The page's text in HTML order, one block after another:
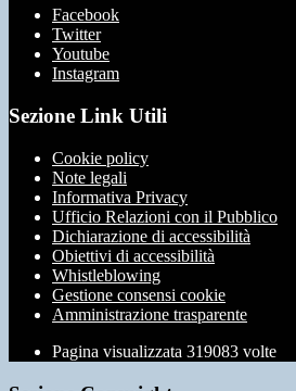
Facebook
Twitter
Youtube
Instagram
Sezione Link Utili
Cookie policy
Note legali
Informativa Privacy
Ufficio Relazioni con il Pubblico
Dichiarazione di accessibilità
Obiettivi di accessibilità
Whistleblowing
Gestione consensi cookie
Amministrazione trasparente
Pagina visualizzata 319083 volte